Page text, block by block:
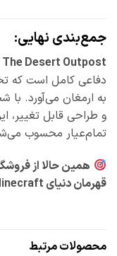
جمع‌بندی نهایی:
The Desert Outpost از سری LEGO Minecraft
دفاعی کامل است که
به ارمغان می‌آورد.
و طراحی قابل تغییر،
تمام‌عیار محسوب
قهرمان دنیای Minecraft تبدیل کنید!
محصولات مرتبط